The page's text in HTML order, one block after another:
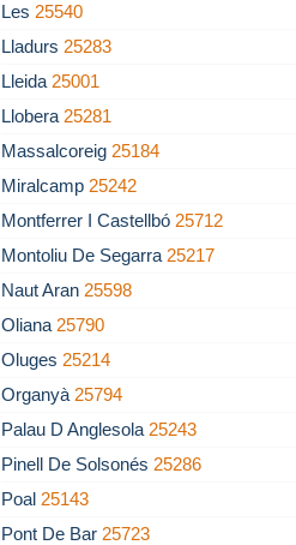
Les 25540
Lladurs 25283
Lleida 25001
Llobera 25281
Massalcoreig 25184
Miralcamp 25242
Montferrer I Castellbó 25712
Montoliu De Segarra 25217
Naut Aran 25598
Oliana 25790
Oluges 25214
Organyà 25794
Palau D Anglesola 25243
Pinell De Solsonés 25286
Poal 25143
Pont De Bar 25723